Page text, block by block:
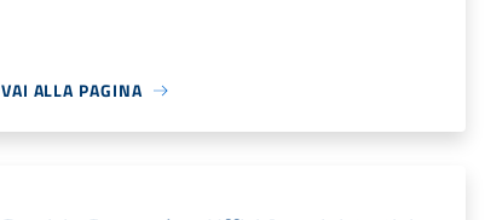
VAI ALLA PAGINA